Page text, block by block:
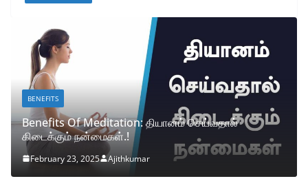
BENEFITS
Benefits Of Meditation: தியானம் செய்வதால்
கிடைக்கும் நன்மைகள்.!
February 23, 2025 Ajithkumar